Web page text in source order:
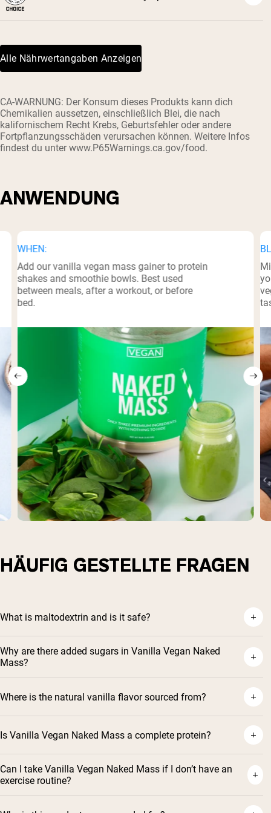
Alle Nährwertangaben Anzeigen
CA-WARNUNG: Der Konsum dieses Produkts kann dich
Chemikalien aussetzen, einschließlich Blei, die nach
kalifornischem Recht Krebs, Geburtsfehler oder andere
Fortpflanzungsschäden verursachen können. Weitere Infos
findest du unter www.P65Warnings.ca.gov/food.
ANWENDUNG
WHEN:
Add our vanilla vegan mass gainer to protein
shakes and smoothie bowls. Best used
between meals, after a workout, or before
bed.
HÄUFIG GESTELLTE FRAGEN
What is maltodextrin and is it safe?
Why are there added sugars in Vanilla Vegan Naked
Mass?
Where is the natural vanilla flavor sourced from?
Is Vanilla Vegan Naked Mass a complete protein?
Can I take Vanilla Vegan Naked Mass if I don’t have an
exercise routine?